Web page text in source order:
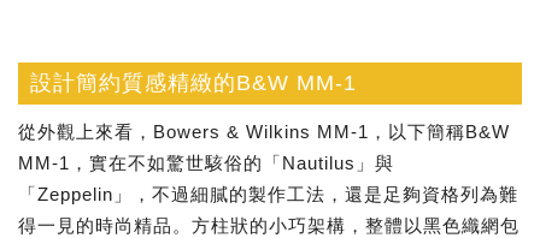
設計簡約質感精緻的B&W MM-1
從外觀上來看，Bowers & Wilkins MM-1，以下簡稱B&W
MM-1，實在不如驚世駭俗的「Nautilus」與
「Zeppelin」，不過細膩的製作工法，還是足夠資格列為難
得一見的時尚精品。方柱狀的小巧架構，整體以黑色織網包